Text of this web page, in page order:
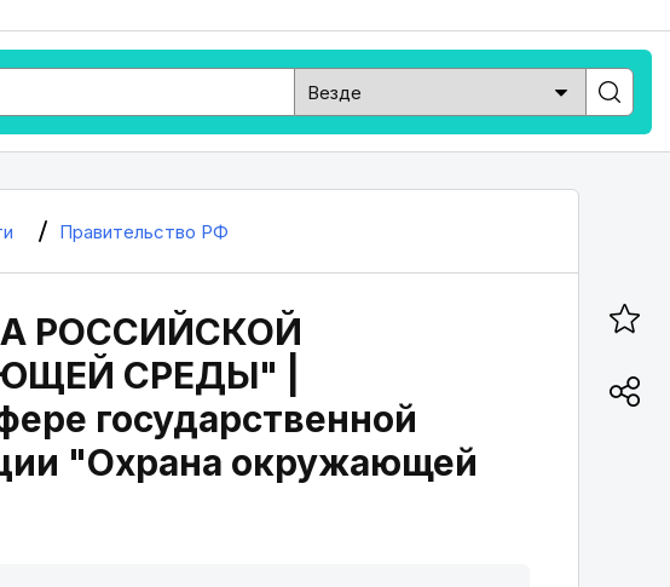
Правительство РФ
РОССИЙСКОЙ
СРЕДЫ" |
государственной
"Охрана окружающей